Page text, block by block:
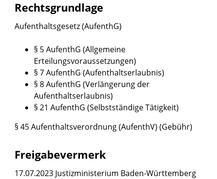
Rechtsgrundlage
Aufenthaltsgesetz (AufenthG)
§ 5 AufenthG (Allgemeine
Erteilungsvoraussetzungen)
§ 7 AufenthG (Aufenthaltserlaubnis)
§ 8 AufenthG (Verlängerung der
Aufenthaltserlaubnis)
§ 21 AufenthG (Selbstständige Tätigkeit)
§ 45 Aufenthaltsverordnung (AufenthV) (Gebühr)
Freigabevermerk
17.07.2023 Justizministerium Baden-Württemberg